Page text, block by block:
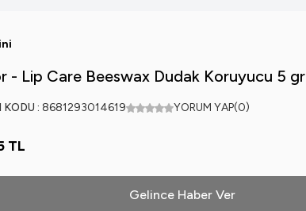
- Lip Care Beeswax Dudak Koruyucu 5 gr
KODU : 8681293014619 YORUM YAP(0)
TL
Gelince Haber Ver